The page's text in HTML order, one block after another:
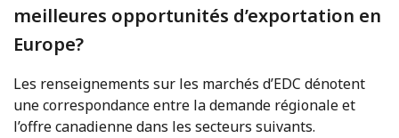
meilleures opportunités d’exportation en
Europe?
Les renseignements sur les marchés d’EDC dénotent
une correspondance entre la demande régionale et
l’offre canadienne dans les secteurs suivants.